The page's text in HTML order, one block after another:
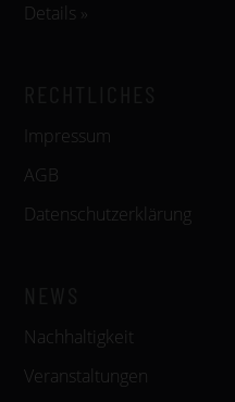
Details »
Impressum
AGB
Datenschutzerklärung
Nachhaltigkeit
Veranstaltungen